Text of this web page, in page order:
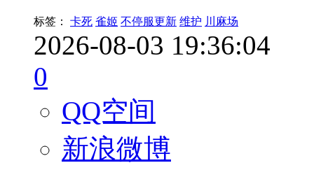
标签： 卡死 雀姬 不停服更新 维护 川麻场
2026-08-03 19:36:04
0
QQ空间
新浪微博